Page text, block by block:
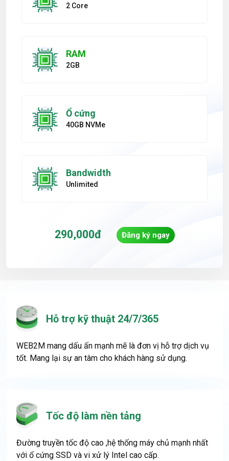
2 Core
RAM
2GB
Ổ cứng
40GB NVMe
Bandwidth
Unlimited
290,000đ Đăng ký ngay
Hỗ trợ kỹ thuật 24/7/365
WEB2M mang dấu ấn mạnh mẽ là đơn vị hỗ trợ dịch vụ
tốt. Mang lại sự an tâm cho khách hàng sử dụng.
Tốc độ làm nền tảng
Đường truyền tốc độ cao ,hệ thống máy chủ mạnh nhất
với ổ cứng SSD và vi xử lý Intel cao cấp.